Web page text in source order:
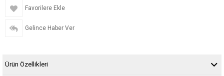
Favorilere Ekle
Gelince Haber Ver
Ürün Özellikleri